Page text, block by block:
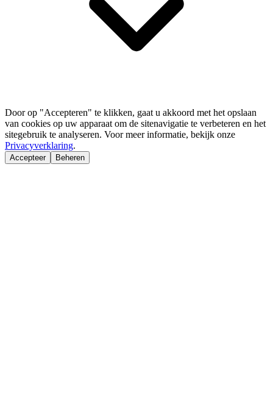
Door op "Accepteren" te klikken, gaat u akkoord met het opslaan
van cookies op uw apparaat om de sitenavigatie te verbeteren en het
sitegebruik te analyseren. Voor meer informatie, bekijk onze
Privacyverklaring.
Accepteer Beheren